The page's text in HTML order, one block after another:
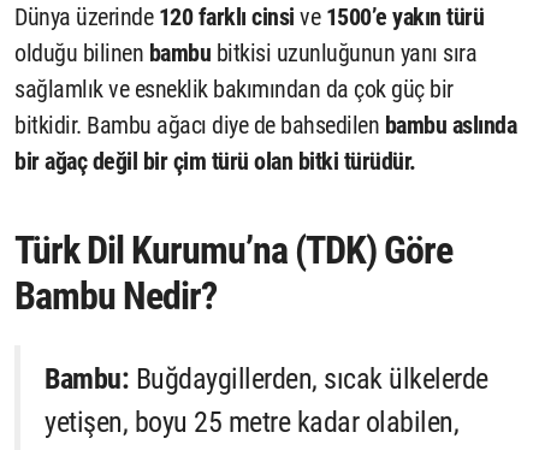
Dünya üzerinde 120 farklı cinsi ve 1500’e yakın türü
olduğu bilinen bambu bitkisi uzunluğunun yanı sıra
sağlamlık ve esneklik bakımından da çok güç bir
bitkidir. Bambu ağacı diye de bahsedilen bambu aslında
bir ağaç değil bir çim türü olan bitki türüdür.
Türk Dil Kurumu’na (TDK) Göre
Bambu Nedir?
Bambu: Buğdaygillerden, sıcak ülkelerde
yetişen, boyu 25 metre kadar olabilen,